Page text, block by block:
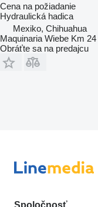
Cena na požiadanie
Hydraulická hadica
Mexiko, Chihuahua
Maquinaria Wiebe Km
Obráťte sa na predajcu
Spoločnosť